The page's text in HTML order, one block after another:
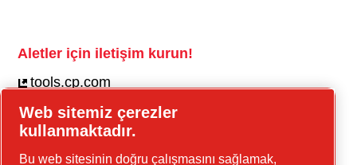
Aletler için iletişim kurun!
tools.cp.com
İnşaat ekipmanı ve seyyar enerji için iletişim
kurun!
Web sitemiz çerezler
kullanmaktadır.
Bu web sitesinin doğru çalışmasını sağlamak,